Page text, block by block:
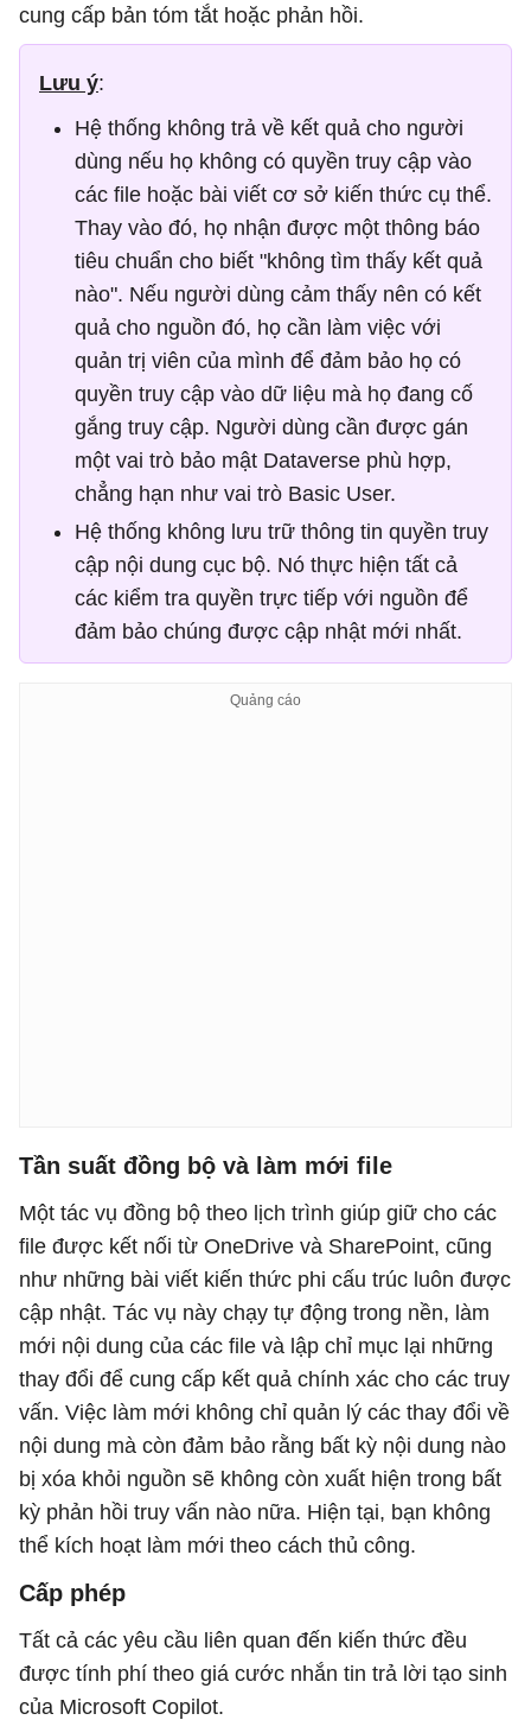
cung cấp bản tóm tắt hoặc phản hồi.
Lưu ý:
Hệ thống không trả về kết quả cho người
dùng nếu họ không có quyền truy cập vào
các file hoặc bài viết cơ sở kiến ​​thức cụ thể.
Thay vào đó, họ nhận được một thông báo
tiêu chuẩn cho biết "không tìm thấy kết quả
nào". Nếu người dùng cảm thấy nên có kết
quả cho nguồn đó, họ cần làm việc với
quản trị viên của mình để đảm bảo họ có
quyền truy cập vào dữ liệu mà họ đang cố
gắng truy cập. Người dùng cần được gán
một vai trò bảo mật Dataverse phù hợp,
chẳng hạn như vai trò Basic User.
Hệ thống không lưu trữ thông tin quyền truy
cập nội dung cục bộ. Nó thực hiện tất cả
các kiểm tra quyền trực tiếp với nguồn để
đảm bảo chúng được cập nhật mới nhất.
Tần suất đồng bộ và làm mới file
Một tác vụ đồng bộ theo lịch trình giúp giữ cho các
file được kết nối từ OneDrive và SharePoint, cũng
như những bài viết kiến ​​thức phi cấu trúc luôn được
cập nhật. Tác vụ này chạy tự động trong nền, làm
mới nội dung của các file và lập chỉ mục lại những
thay đổi để cung cấp kết quả chính xác cho các truy
vấn. Việc làm mới không chỉ quản lý các thay đổi về
nội dung mà còn đảm bảo rằng bất kỳ nội dung nào
bị xóa khỏi nguồn sẽ không còn xuất hiện trong bất
kỳ phản hồi truy vấn nào nữa. Hiện tại, bạn không
thể kích hoạt làm mới theo cách thủ công.
Cấp phép
Tất cả các yêu cầu liên quan đến kiến ​​thức đều
được tính phí theo giá cước nhắn tin trả lời tạo sinh
của Microsoft Copilot.